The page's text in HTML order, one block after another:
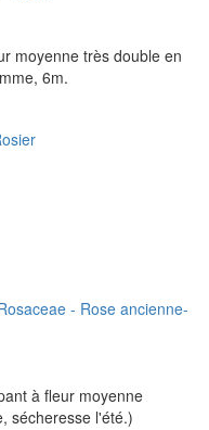
moyenne très double en
6m.
à fleur moyenne
sécheresse l'été.)